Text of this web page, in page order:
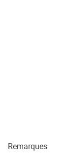
Remarques